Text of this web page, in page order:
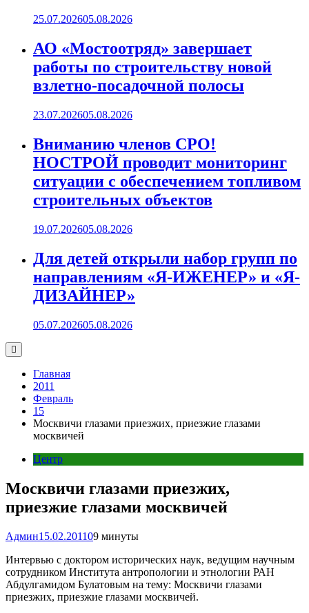
25.07.202605.08.2026
АО «Мостоотряд» завершает
работы по строительству новой
взлетно-посадочной полосы
23.07.202605.08.2026
Вниманию членов СРО!
НОСТРОЙ проводит мониторинг
ситуации с обеспечением топливом
строительных объектов
19.07.202605.08.2026
Для детей открыли набор групп по
направлениям «Я-ИЖЕНЕР» и «Я-
ДИЗАЙНЕР»
05.07.202605.08.2026
Главная
2011
Февраль
15
Москвичи глазами приезжих, приезжие глазами
москвичей
Центр
Москвичи глазами приезжих,
приезжие глазами москвичей
Админ15.02.201109 минуты
Интервью с доктором исторических наук, ведущим научным
сотрудником Института антропологии и этнологии РАН
Абдулгамидом Булатовым на тему: Москвичи глазами
приезжих, приезжие глазами москвичей.